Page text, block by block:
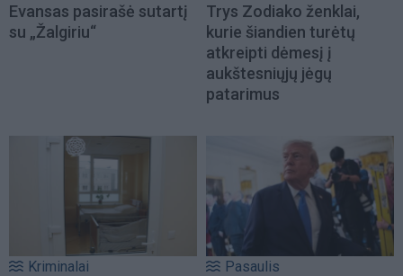
Evansas pasirašė sutartį
su „Žalgiriu“
Trys Zodiako ženklai,
kurie šiandien turėtų
atkreipti dėmesį į
aukštesniųjų jėgų
patarimus
Kriminalai Pasaulis